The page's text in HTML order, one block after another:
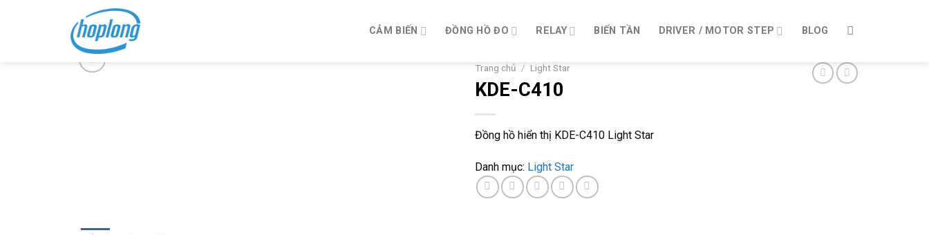
CẢM BIẾN ĐỒNG HỒ ĐO RELAY BIẾN TẦN DRIVER / MOTOR STEP BLOG
Trang chủ / Light Star
KDE-C410
Đồng hồ hiển thị KDE-C410 Light Star
Danh mục: Light Star